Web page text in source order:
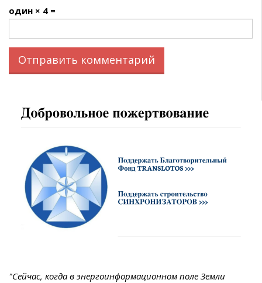
один × 4 =
"Сейчас, когда в энергоинформационном поле Земли